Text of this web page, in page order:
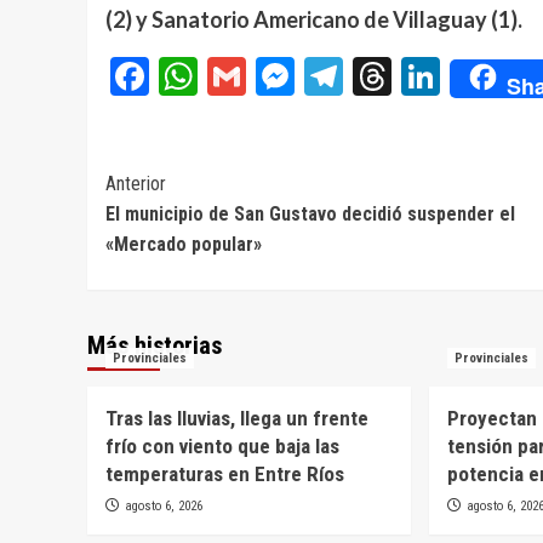
(2) y Sanatorio Americano de Villaguay (1).
Facebook
WhatsApp
GmailMessenger
Telegram
Threads
Navegación
de
entradas
Anterior
El municipio de San Gustavo decidió suspender el
«Mercado popular»
Más historias
Provinciales
Tras las lluvias, llega un frente
frío con viento que baja las
temperaturas en Entre Ríos
agosto 6, 2026
Provinciales
Proyectan
tensión
potencia
agosto 6,